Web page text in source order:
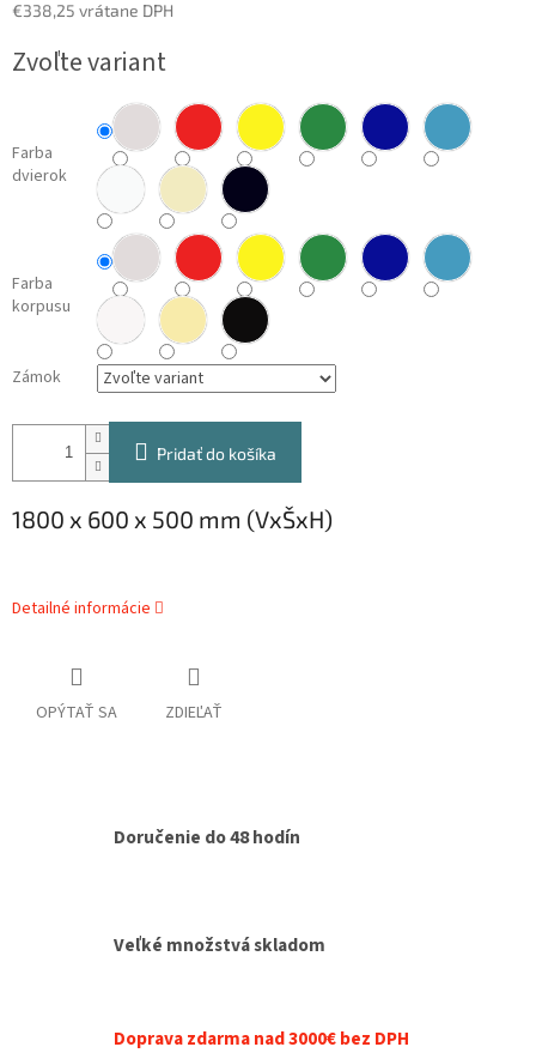
€338,25 vrátane DPH
cena:
Zvoľte variant
Farba
dvierok
Farba
korpusu
Zámok
Pridať do košíka
1800 x 600 x 500 mm (VxŠxH)
Detailné informácie
OPÝTAŤ SA ZDIEĽAŤ
Doručenie do 48 hodín
Veľké množstvá skladom
Doprava zdarma nad 3000€ bez DPH